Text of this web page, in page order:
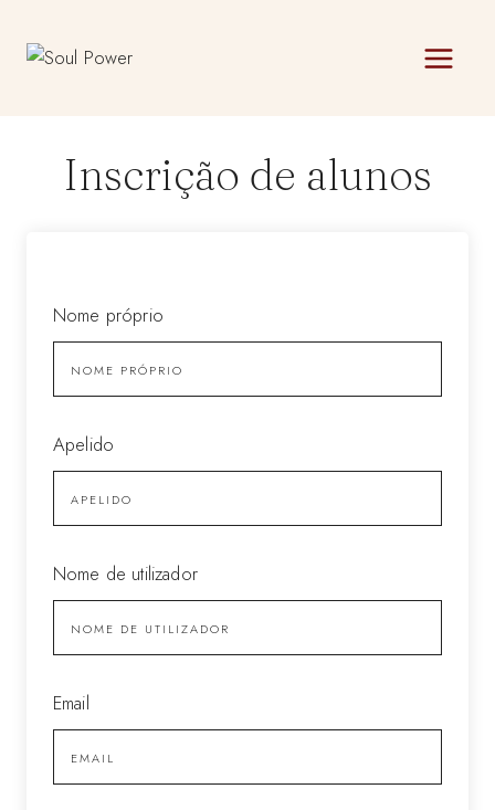
content
Inscrição de alunos
Nome próprio
Apelido
Nome de utilizador
Email